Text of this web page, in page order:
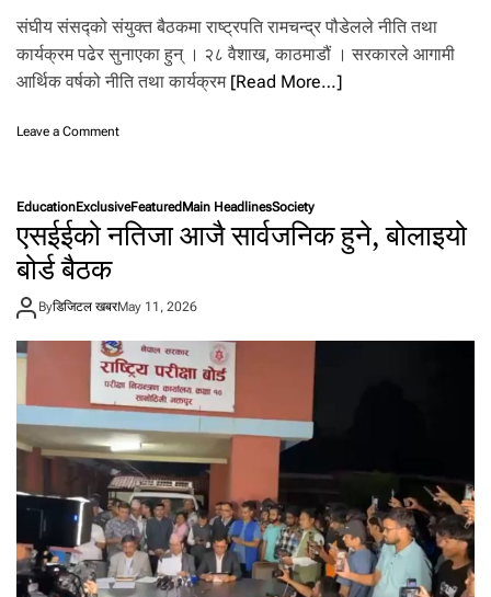
र्थी
उ
त्ती
र्ण
संघीय संसद्को संयुक्त बैठकमा राष्ट्रपति रामचन्द्र पौडेलले नीति तथा
कार्यक्रम पढेर सुनाएका हुन् । २८ वैशाख, काठमाडौं । सरकारले आगामी
आर्थिक वर्षको नीति तथा कार्यक्रम [Read More…]
Leave a Commento
छ
आ
क
व
र्ष
को
ति
त
था
का
र्य
क्र
(
EducationExclusiveFeatured Main HeadlinesSociety
एसईईको नतिजा आजै सार्वजनिक हुने, बोलाइयो
बोर्ड बैठक
Byडिजिटल खबरMay 11, 2026